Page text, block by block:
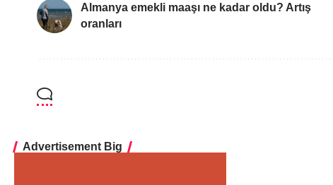
Almanya emekli maaşı ne kadar oldu? Artış
oranları
Advertisement Big